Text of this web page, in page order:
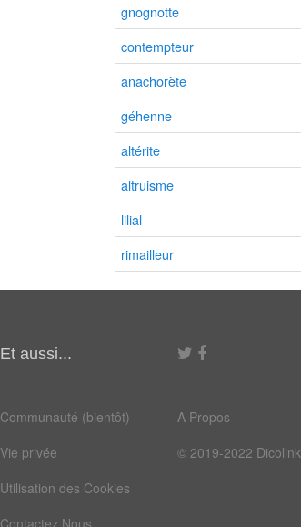
gnognotte
contempteur
anachorète
géhenne
altérite
altruisme
lilial
rimailleur
Et aussi...
Communauté (bientôt)
Vie privée
Utilisation des Cookies
A Propos
© 2019-2022 Dicolink